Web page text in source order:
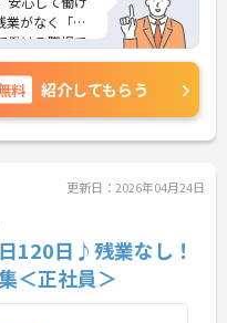
業がなく「仕
働ける職場で
接のポイン
合わせくださ
料 紹介してもらう
更新日：2026年04月24日
120日♪残業なし！
＜正社員＞